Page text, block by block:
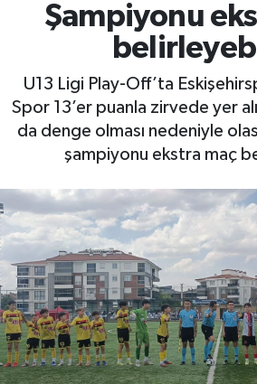
Şampiyonu
U13 Ligi Play-Off’ta
Spor 13’er puanla zirvede yer
da denge olması nedeniyle
şampiyonu ekstra maç
Eğitim
Ekonomi
Yaşam
Resmi ilanlar
TFF 3.Lig 4.Grup Puan
Tüm Manşetler
Son Dakika Haberleri